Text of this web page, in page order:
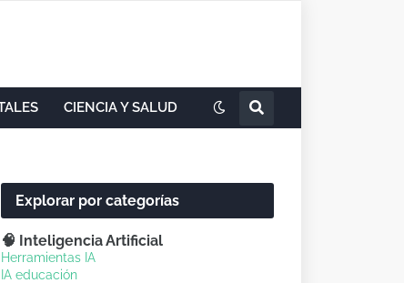
CIENCIA Y SALUD
Explorar por categorías
🧠 Inteligencia Artificial
Herramientas IA
IA educación